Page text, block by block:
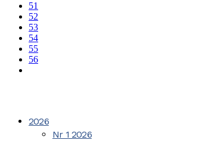
51
52
53
54
55
56
2026
Nr 1 2026